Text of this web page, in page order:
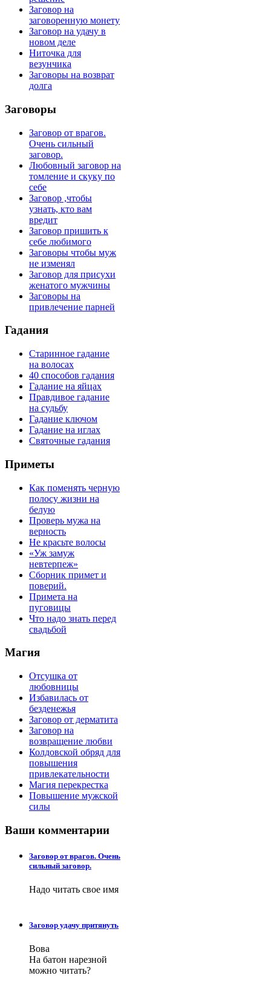
Заговор на
заговоренную монету
Заговор на удачу в
новом деле
Ниточка для
везунчика
Заговоры на возврат
долга
Заговоры
Заговор от врагов.
Очень сильный
заговор.
Любовный заговор на
томление и скуку по
себе
Заговор ,чтобы
узнать, кто вам
вредит
Заговор пришить к
себе любимого
Заговоры чтобы муж
не изменял
Заговор для присухи
женатого мужчины
Заговоры на
привлечение парней
Гадания
Старинное гадание
на волосах
40 способов гадания
Гадание на яйцах
Правдивое гадание
на судьбу
Гадание ключом
Гадание на иглах
Святочные гадания
Приметы
Как поменять черную
полосу жизни на
белую
Проверь мужа на
верность
Не красьте волосы
«Уж замуж
невтерпеж»
Сборник примет и
поверий.
Примета на
пуговицы
Что надо знать перед
свадьбой
Магия
Отсушка от
любовницы
Избавилась от
безденежья
Заговор от дерматита
Заговор на
возвращение любви
Колдовской обряд для
повышения
привлекательности
Магия перекрестка
Повышение мужской
силы
Ваши комментарии
Заговор от врагов. Очень
сильный заговор.
Надо читать свое имя
Заговор удачу притянуть
Вова
На батон нарезной
можно читать?